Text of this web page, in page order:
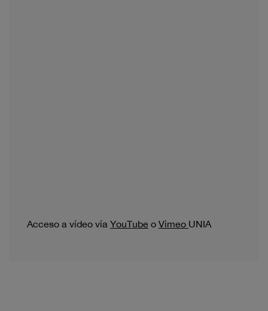
Acceso a vídeo vía YouTube o Vimeo UNIA